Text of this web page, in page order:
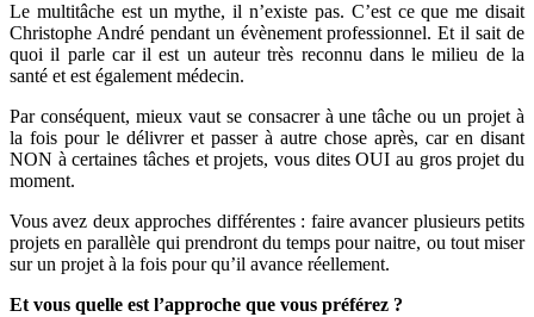
Le multitâche est un mythe, il n’existe pas. C’est ce que me disait
Christophe André pendant un évènement professionnel. Et il sait de
quoi il parle car il est un auteur très reconnu dans le milieu de la
santé et est également médecin.
Par conséquent, mieux vaut se consacrer à une tâche ou un projet à
la fois pour le délivrer et passer à autre chose après, car en disant
NON à certaines tâches et projets, vous dites OUI au gros projet du
moment.
Vous avez deux approches différentes : faire avancer plusieurs petits
projets en parallèle qui prendront du temps pour naitre, ou tout miser
sur un projet à la fois pour qu’il avance réellement.
Et vous quelle est l’approche que vous préférez ?